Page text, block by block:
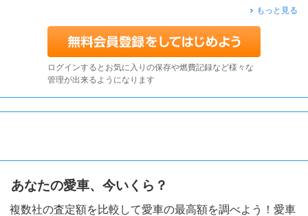
もっと見る
ログインするとお気に入りの保存や燃費記録など様々な
管理が出来るようになります
あなたの愛車、今いくら？
複数社の査定額を比較して愛車の最高額を調べよう！愛車